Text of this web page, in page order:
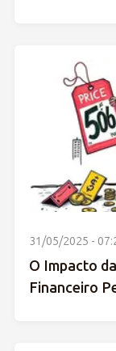
31/05/2025 -
O Impacto
Financeiro